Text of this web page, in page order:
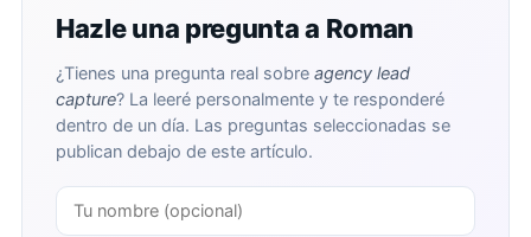
Hazle una pregunta a Roman
¿Tienes una pregunta real sobre agency lead
capture? La leeré personalmente y te responderé
dentro de un día. Las preguntas seleccionadas se
publican debajo de este artículo.